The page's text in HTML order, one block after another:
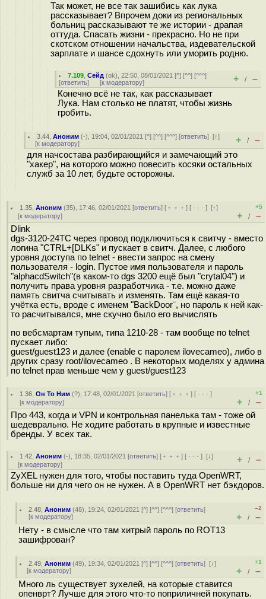
Так может, не все так зашибись как лука
рассказывает? Впрочем доки из региональных
больниц рассказывают те же истории - драпая
оттуда. Спасать жизни - прекрасно. Но не при
скотском отношении начальства, издевательской
зарплате и шансе сдохнуть или уморить родню.
7.109 ,Сейд (ok), 22:50, 08/01/2021 [^] [^^] [^^^]
[ответить] [к модератору] + / –
Конечно всё не так, как рассказывает
Лука. Нам столько не платят, чтобы жизнь
гробить.
3.44 ,Аноним (-), 19:04, 02/01/2021 [^] [^^] [^^^] [ответить][↑]
[к модератору] + / –
для начсостава разбирающийся и замечающий это
"хакер", на которого можно повесить косяки остальных
служб за 10 лет, будьте осторожны.
1.35 ,Аноним (35), 17:46, 02/01/2021 [ответить] [ ﹢﹢﹢] [ · · ·][↑]
[к модератору]
+5
+ / –
Dlink
dgs-3120-24TC через провод подключиться к свитчу - вместо
логина "CTRL+[DLKs" и пускает в свитч. Далее, с любого
уровня доступа по telnet - ввести запрос на смену
пользователя - login. Пустое имя пользователя и пароль
"alphacdSwitch"(в каком-то dgs 3200 ещё был "crytal04") и
получить права уровня разработчика - т.е. можно даже
память свитча считывать и изменять. Там ещё какая-то
учётка есть, вроде с именем "BackDoor¨, но пароль к ней как-
то расчитывался, мне скучно было его вычислять
по вебсмартам тупым, типа 1210-28 - там вообще по telnet
пускает либо:
guest/guest123 и далее (enable с паролем ilovecameo), либо в
других сразу root/ilovecameo . В некоторых моделях у админа
по telnet прав меньше чем у guest/guest123
1.36 ,Он То Ним (?), 17:48, 02/01/2021 [ответить] [ ﹢﹢﹢] [ · · ·]
[к модератору]
+1
+ / –
Про 443, когда и VPN и контрольная панелька там - тоже ой
шедеврально. Не ходите работать в крупные и известные
бренды. У всех так.
1.42 ,Аноним (-), 18:35, 02/01/2021 [ответить] [ ﹢﹢﹢] [ · · ·][↓]
[к модератору] + / –
ZyXEL нужен для того, чтобы поставить туда OpenWRT,
больше ни для чего он не нужен. А в OpenWRT нет бэкдоров.
2.48 ,Аноним (48), 19:24, 02/01/2021 [^] [^^] [^^^] [ответить]
[к модератору]
–2
+ / –
Нету - в смысле что там хитрый пароль по ROT13
зашифрован?
2.49 ,Аноним (49), 19:34, 02/01/2021 [^] [^^] [^^^] [ответить][↓]
[к модератору]
+1
+ / –
Много ль существует зухелей, на которые ставится
опенврт? Лучше для этого что-то поприличней покупать.